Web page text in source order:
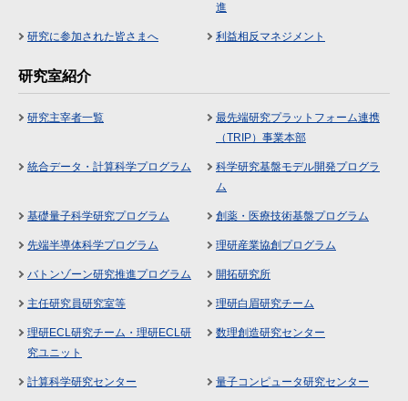
進
研究に参加された皆さまへ 利益相反マネジメント
研究室紹介
研究主宰者一覧
最先端研究プラットフォーム連携
（TRIP）事業本部
統合データ・計算科学プログラム
科学研究基盤モデル開発プログラ
ム
基礎量子科学研究プログラム 創薬・医療技術基盤プログラム
先端半導体科学プログラム 理研産業協創プログラム
バトンゾーン研究推進プログラム 開拓研究所
主任研究員研究室等 理研白眉研究チーム
理研ECL研究チーム・理研ECL研
究ユニット
数理創造研究センター
計算科学研究センター 量子コンピュータ研究センター